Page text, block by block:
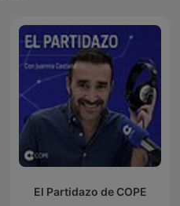
El Partidazo de COPE